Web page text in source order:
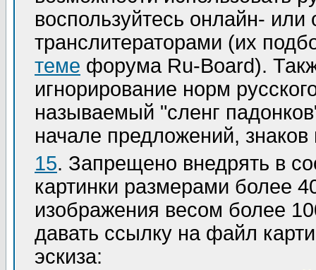
воспользуйтесь онлайн-
транслитераторами (их
теме форума Ru-Board).
игнорирование норм
называемый "сленг
начале предложений,
15. Запрещено внедрять в
картинки размерами более
изображения весом более
давать ссылку на файл
эскиза: